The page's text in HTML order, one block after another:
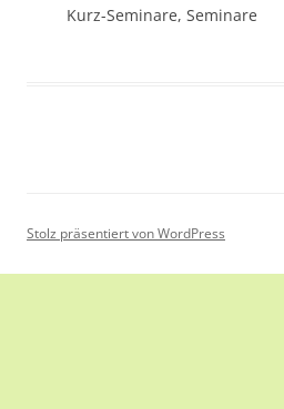
Kurz-Seminare, Seminare
Stolz präsentiert von WordPress